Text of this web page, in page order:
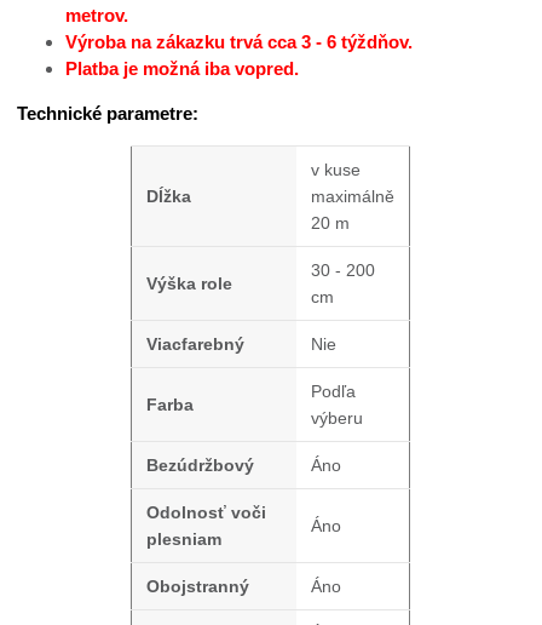
metrov.
Výroba na zákazku trvá cca 3 - 6 týždňov.
Platba je možná iba vopred.
Technické parametre:
Dĺžka
v kuse
maximálně
20 m
Výška role
30 - 200
cm
Viacfarebný Nie
Farba
Podľa
výberu
Bezúdržbový Áno
Odolnosť voči
plesniam
Áno
Obojstranný Áno